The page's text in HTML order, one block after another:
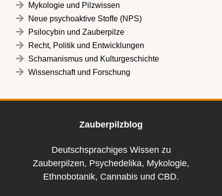
Mykologie und Pilzwissen
Neue psychoaktive Stoffe (NPS)
Psilocybin und Zauberpilze
Recht, Politik und Entwicklungen
Schamanismus und Kulturgeschichte
Wissenschaft und Forschung
Zauberpilzblog
Deutschsprachiges Wissen zu
Zauberpilzen, Psychedelika, Mykologie,
Ethnobotanik, Cannabis und CBD.